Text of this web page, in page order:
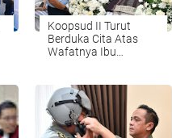
Koopsud II Turut
Berduka Cita Atas
Wafatnya Ibu